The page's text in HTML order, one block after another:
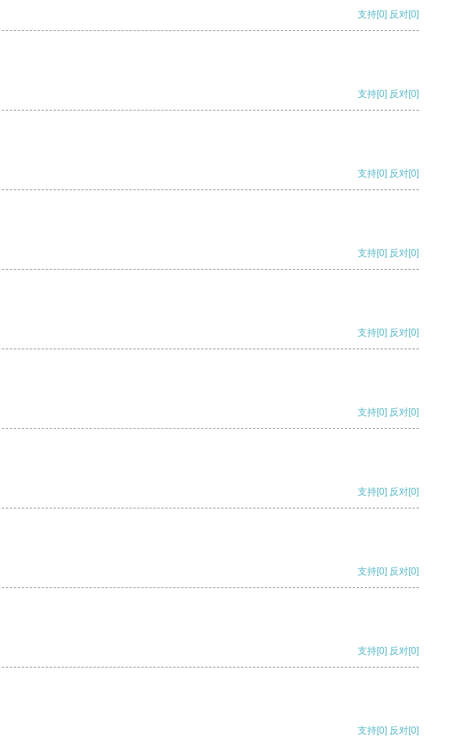
支持[0] 反对[0]
支持[0] 反对[0]
支持[0] 反对[0]
支持[0] 反对[0]
支持[0] 反对[0]
支持[0] 反对[0]
支持[0] 反对[0]
支持[0] 反对[0]
支持[0] 反对[0]
支持[0] 反对[0]